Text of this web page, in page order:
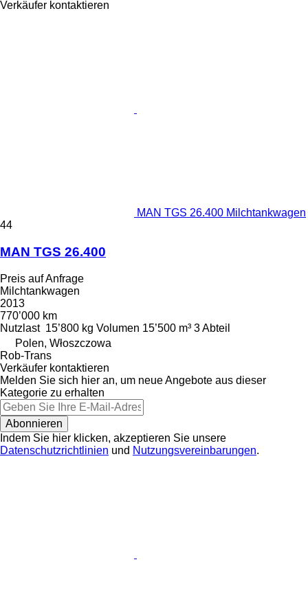
Verkäufer kontaktieren
MAN TGS 26.400 Milchtankwagen
44
MAN TGS 26.400
Preis auf Anfrage
Milchtankwagen
2013
770’000 km
Nutzlast 15’800 kg Volumen 15’500 m³ 3 Abteil
Polen, Włoszczowa
Rob-Trans
Verkäufer kontaktieren
Melden Sie sich hier an, um neue Angebote aus dieser
Kategorie zu erhalten
Abonnieren
Indem Sie hier klicken, akzeptieren Sie unsere
Datenschutzrichtlinien und Nutzungsvereinbarungen.